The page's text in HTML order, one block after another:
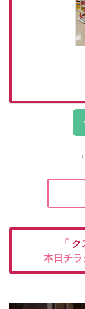
「
「 ク
本日チラ